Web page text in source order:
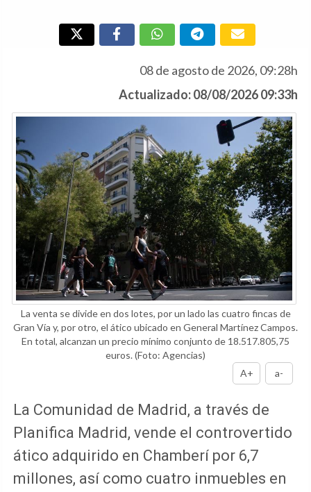
08 de agosto de 2026, 09:28h
Actualizado: 08/08/2026 09:33h
La venta se divide en dos lotes, por un lado las cuatro fincas de
Gran Vía y, por otro, el ático ubicado en General Martínez Campos.
En total, alcanzan un precio mínimo conjunto de 18.517.805,75
euros.(Foto: Agencias)
A+
a-
La Comunidad de Madrid, a través de
Planifica Madrid, vende el controvertido
ático adquirido en Chamberí por 6,7
millones, así como cuatro inmuebles en